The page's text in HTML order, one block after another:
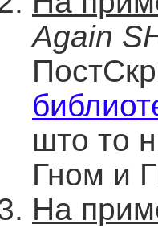
Again
што то
Гном и
На